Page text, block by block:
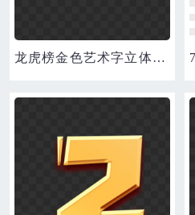
龙虎榜金色艺术字立体设计